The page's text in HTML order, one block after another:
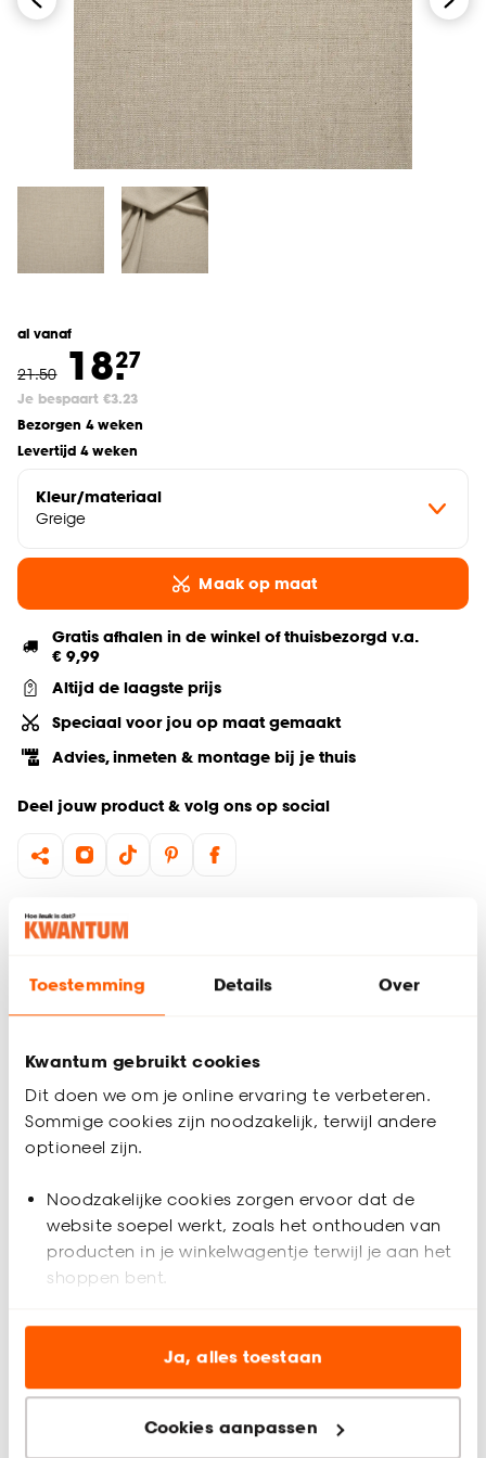
Toestemming Details Over
Kwantum gebruikt cookies
Dit doen we om je online ervaring te verbeteren.
Sommige cookies zijn noodzakelijk, terwijl andere
optioneel zijn.
Noodzakelijke cookies zorgen ervoor dat de
website soepel werkt, zoals het onthouden van
producten in je winkelwagentje terwijl je aan het
shoppen bent.
Analytische cookies (optioneel) helpen ons de
website te verbeteren voor jou en al onze andere
Marketing cookies (optioneel) laten jou
Ja, alles toestaan
Cookies aanpassen
al vanaf
21.50 18.27
Je bespaart €3.23
Bezorgen 4 weken
Levertijd 4 weken
Kleur/materiaal
Greige
Maak op maat
Gratis afhalen in de winkel of thuisbezorgd v.a.
€ 9,99
Altijd de laagste prijs
Speciaal voor jou op maat gemaakt
Advies, inmeten & montage bij je thuis
Deel jouw product & volg ons op social
Inmeethulp
Productomschrijving
Lichtdoorlatend
Grof geweven & Gemêleerd
Kan gevoerd worden voor meer verduistering of isolering
Keurmerk Oekotex
daarom ideaal voor de woonkamer, waar je veel lichtinval wil
maar toch ook privacy.
Gordijnen op maat laten maken?
Productspecificaties
Artikelnummer 4324207